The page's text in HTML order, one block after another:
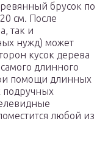
брусок по
см. После
так и
нужд) может
кусок дерева
длинного
помощи длинных
подручных
любой из